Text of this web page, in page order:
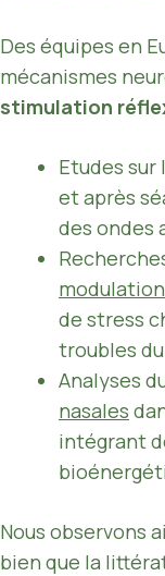
Des équipes en
mécanismes
stimulation
Etudes sur
et après
des ondes
de stress
troubles
Analyses
nasales
intégrant
Nous observons
bien que la